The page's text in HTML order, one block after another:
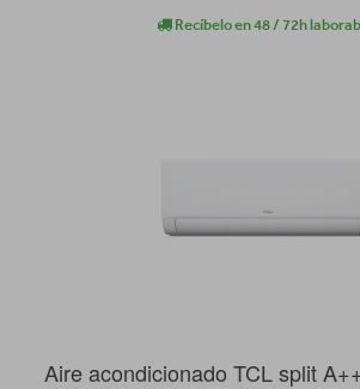
Recíbelo en 48 / 72h
Aire acondicionado TCL split